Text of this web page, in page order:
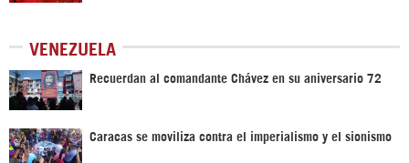
VENEZUELA
Recuerdan al comandante Chávez en su aniversario 72
Caracas se moviliza contra el imperialismo y el sionismo